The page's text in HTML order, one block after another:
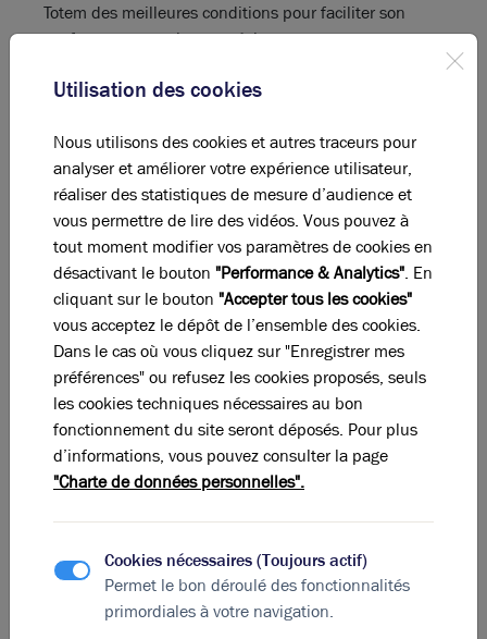
Totem des meilleures conditions pour faciliter son
confort et sa vocation stratégique.
Un lieu stratégique
de rassemblement de tous les acteurs de la filière
lumière » est nécessaire. Projet unique en Europe,
Lumen compte de ce fait faciliter les synergies des
compétences scientifiques, techniques, culturelles et
sociétales. En parallèle, la conciliation de trois
principes – l’humain, les usages et le business –
l’imposerait rapidement comme l’un des
interlocuteurs de référence sur une échelle allant du
Le site se veut en effet fédérateur et adapté à tous les
acteurs, publics comme privés. Chaque occupant peut
y initier une dynamique de groupe avec d’autres. Le
but du hub est d’étendre l’innovation dans la lumière
au-delà des applications actuelles – habitat, travail,
santé principalement –, notamment en intégrant les
usages numériques de demain. Au niveau business, le
savoir-faire des entreprises présentes leur fournira,
ainsi qu’au hub, une opportunité de résonance
internationale.
Utilisation des cookies
Nous utilisons des cookies et autres traceurs pour
analyser et améliorer votre expérience utilisateur,
réaliser des statistiques de mesure d’audience et
vous permettre de lire des vidéos. Vous pouvez à
tout moment modifier vos paramètres de cookies en
désactivant le bouton "Performance & Analytics". En
cliquant sur le bouton "Accepter tous les cookies"
vous acceptez le dépôt de l’ensemble des cookies.
Dans le cas où vous cliquez sur "Enregistrer mes
préférences" ou refusez les cookies proposés, seuls
les cookies techniques nécessaires au bon
fonctionnement du site seront déposés. Pour plus
d’informations, vous pouvez consulter la page
"Charte de données personnelles".
Cookies nécessaires (Toujours actif)
Permet le bon déroulé des fonctionnalités
primordiales à votre navigation.